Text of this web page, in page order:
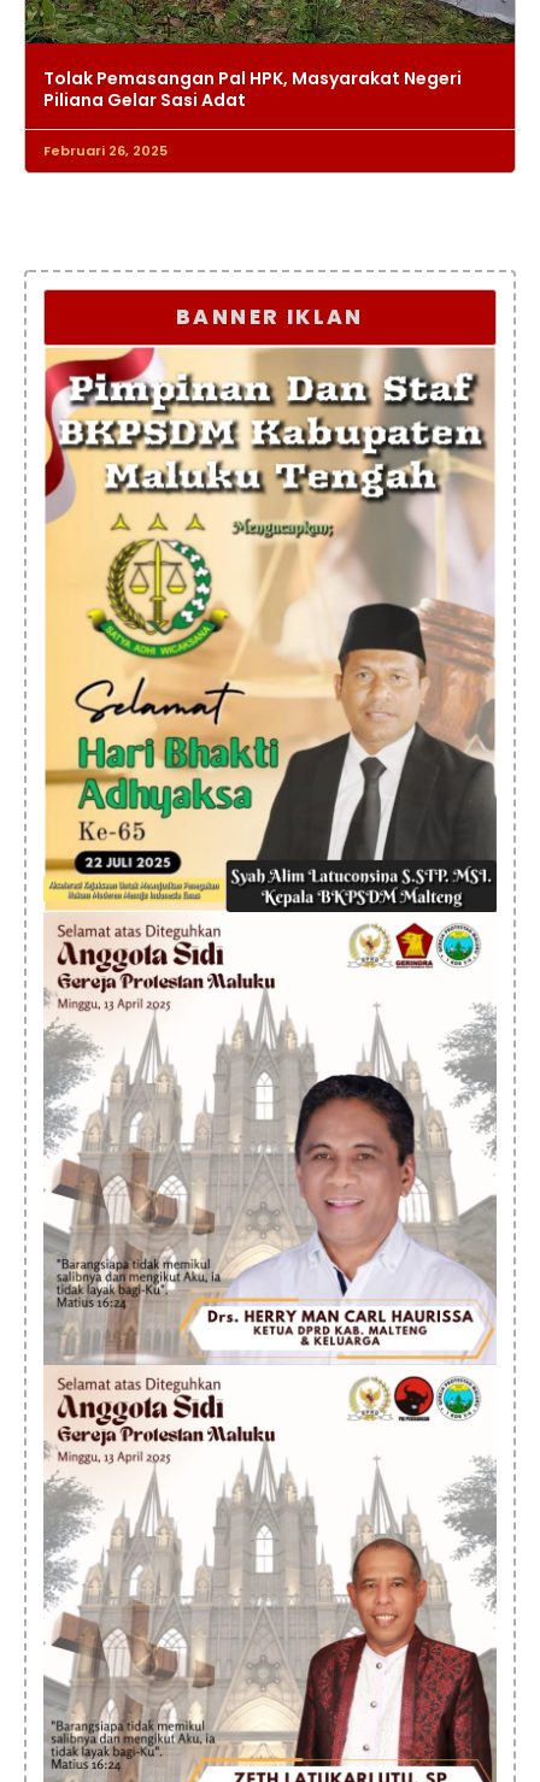
Tolak Pemasangan Pal HPK, Masyarakat Negeri
Piliana Gelar Sasi Adat
Februari 26, 2025
BANNER IKLAN